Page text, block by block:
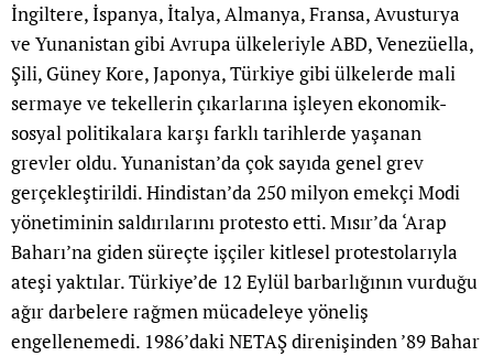
İngiltere, İspanya, İtalya, Almanya, Fransa, Avusturya
ve Yunanistan gibi Avrupa ülkeleriyle ABD, Venezüella,
Şili, Güney Kore, Japonya, Türkiye gibi ülkelerde mali
sermaye ve tekellerin çıkarlarına işleyen ekonomik-
sosyal politikalara karşı farklı tarihlerde yaşanan
grevler oldu. Yunanistan’da çok sayıda genel grev
gerçekleştirildi. Hindistan’da 250 milyon emekçi Modi
yönetiminin saldırılarını protesto etti. Mısır’da ‘Arap
Baharı’na giden süreçte işçiler kitlesel protestolarıyla
ateşi yaktılar. Türkiye’de 12 Eylül barbarlığının vurduğu
ağır darbelere rağmen mücadeleye yöneliş
engellenemedi. 1986’daki NETAŞ direnişinden ’89 Bahar